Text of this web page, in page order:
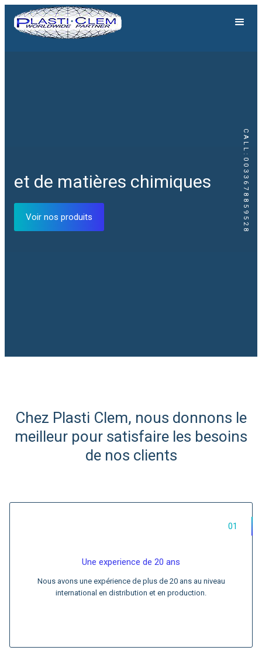
CALL:0033678859528
et de matières chimiques
Voir nos produits
Expert Afrique du Nord et
de l'Ouest
plastiques...
Chez Plasti Clem, nous donnons le
meilleur pour satisfaire les besoins
de nos clients
01
Une experience de 20 ans
Nous avons une expérience de plus de 20 ans au niveau
international en distribution et en production.